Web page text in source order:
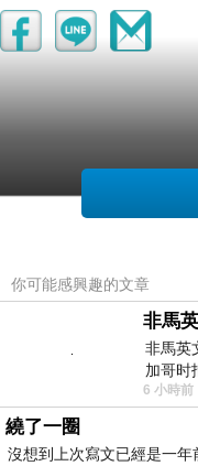
你可能感興趣的文章
非馬
非馬英
加哥时
6 小時前
繞了一圈
沒想到上次寫文已經是一